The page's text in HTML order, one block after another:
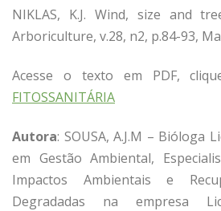
NIKLAS, K.J. Wind, size and
Arboriculture, v.28, n2, p.84-93,
Acesse o texto em PDF,
FITOSSANITÁRIA
Autora: SOUSA, A.J.M – Bióloga
em Gestão Ambiental,
Impactos Ambientais e
Degradadas na empresa